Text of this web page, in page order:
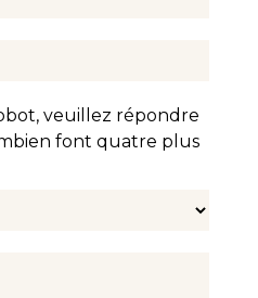
veuillez répondre
font quatre plus